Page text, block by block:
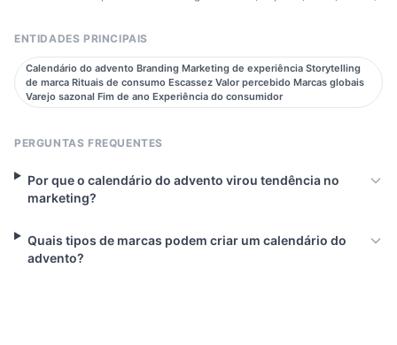
ENTIDADES PRINCIPAIS
Calendário do advento Branding Marketing de experiência Storytelling
de marca Rituais de consumo Escassez Valor percebido Marcas globais
Varejo sazonal Fim de ano Experiência do consumidor
PERGUNTAS FREQUENTES
Por que o calendário do advento virou tendência no
marketing?
Quais tipos de marcas podem criar um calendário do
advento?